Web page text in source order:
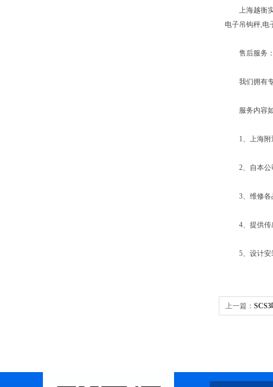
上海越衡实
电子吊钩秤,电
售后服务：
我们拥有专
服务内容如
1、上海附近
2、自本公司
3、维修各品
4、提供传感
5、设计安装
上一篇：